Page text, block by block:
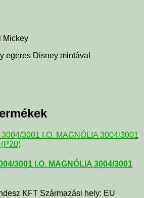
Mickey
egeres Disney mintával
3001 I.O. MAGNÓLIA 3004/3001
KFT Származási hely: EU